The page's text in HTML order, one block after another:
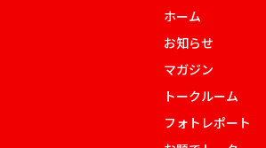
ホーム
お知らせ
マガジン
トークルーム
フォトレポート